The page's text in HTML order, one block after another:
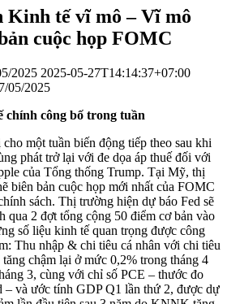
Kinh tế vĩ mô – Vĩ mô
cuộc họp FOMC
2025 2025-05-27T14:14:37+07:00
05/2025
công bố trong tuần
một tuần biến động tiếp theo sau khi
phát trở lại với đe dọa áp thuế đối với
của Tổng thống Trump. Tại Mỹ, thị
biên bản cuộc họp mới nhất của FOMC
sách. Thị trường hiện dự báo Fed sẽ
qua 2 đợt tổng cộng 50 điểm cơ bản vào
số liệu kinh tế quan trọng được công
Thu nhập & chi tiêu cá nhân với chi tiêu
chậm lại ở mức 0,2% trong tháng 4
3, cùng với chỉ số PCE – thước đo
– và ước tính GDP Q1 lần thứ 2, được dự